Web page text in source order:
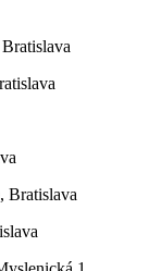
Bratislava